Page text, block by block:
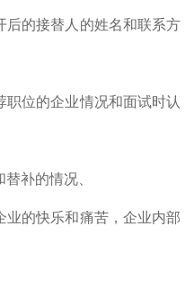
后的接替人的姓名和联系方
位的企业情况和面试时认
补的情况、
业的快乐和痛苦，企业内部